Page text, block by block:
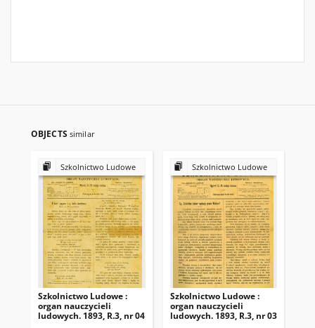
OBJECTS similar
Szkolnictwo Ludowe
Szkolnictwo Ludowe :
organ nauczycieli
ludowych. 1893, R.3, nr 04
Szkolnictwo Ludowe
Szkolnictwo Ludowe :
organ nauczycieli
ludowych. 1893, R.3, nr 03